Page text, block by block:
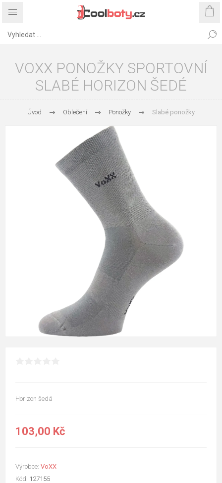
VOXX PONOŽKY SPORTOVNÍ
SLABÉ HORIZON ŠEDÉ
Úvod Oblečení Ponožky Slabé ponožky
Horizon šedá
103,00 Kč
Výrobce: VoXX
Kód: 127155